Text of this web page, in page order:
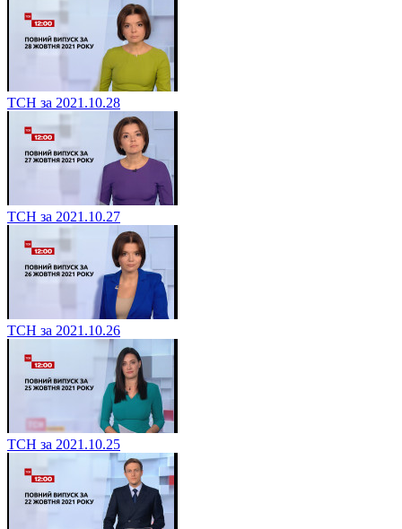
ТСН за 2021.10.28
ТСН за 2021.10.27
ТСН за 2021.10.26
ТСН за 2021.10.25